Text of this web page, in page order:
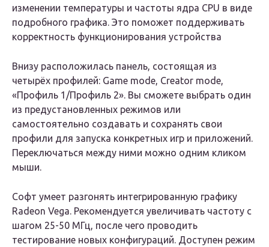
изменении температуры и частоты ядра CPU в виде
подробного графика. Это поможет поддерживать
корректность функционирования устройства
Внизу расположилась панель, состоящая из
четырёх профилей: Game mode, Creator mode,
«Профиль 1/Профиль 2». Вы сможете выбрать один
из предустановленных режимов или
самостоятельно создавать и сохранять свои
профили для запуска конкретных игр и приложений.
Переключаться между ними можно одним кликом
мыши.
Софт умеет разгонять интегрированную графику
Radeon Vega. Рекомендуется увеличивать частоту с
шагом 25-50 МГц, после чего проводить
тестирование новых конфигураций. Доступен режим